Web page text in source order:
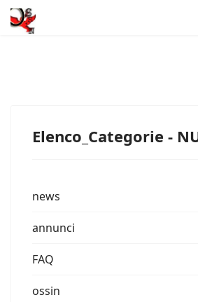
Elenco_Categorie -
news
annunci
FAQ
ossin